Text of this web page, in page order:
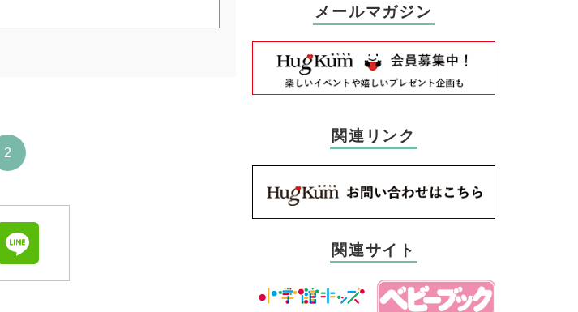
2
メールマガジン
関連リンク
関連サイト